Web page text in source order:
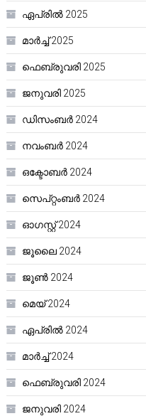
ഏപ്രിൽ 2025
മാർച്ച്‌ 2025
ഫെബ്രുവരി 2025
ജനുവരി 2025
ഡിസംബർ 2024
നവംബർ 2024
ഒക്ടോബർ 2024
സെപ്റ്റംബർ 2024
ഓഗസ്റ്റ്‌ 2024
ജൂലൈ 2024
ജൂൺ 2024
മെയ്‌ 2024
ഏപ്രിൽ 2024
മാർച്ച്‌ 2024
ഫെബ്രുവരി 2024
ജനുവരി 2024